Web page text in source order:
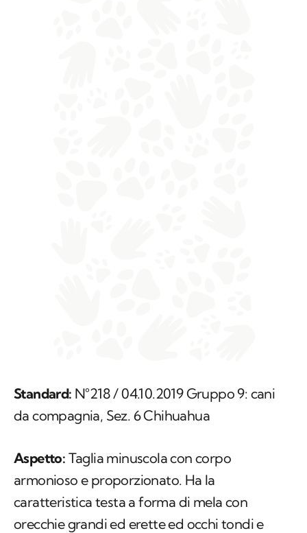
Standard: N°218 / 04.10.2019 Gruppo 9: cani
da compagnia, Sez. 6 Chihuahua
Aspetto: Taglia minuscola con corpo
armonioso e proporzionato. Ha la
caratteristica testa a forma di mela con
orecchie grandi ed erette ed occhi tondi e